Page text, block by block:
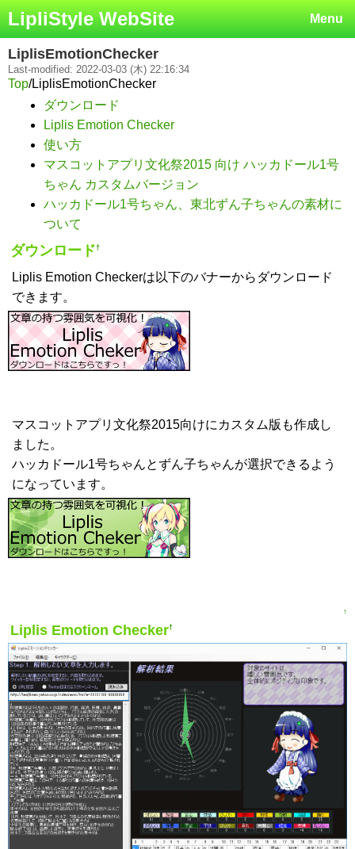
Menu
LipliStyle WebSite
LiplisEmotionChecker
Last-modified: 2022-03-03 (木) 22:16:34
Top/LiplisEmotionChecker
ダウンロード
Liplis Emotion Checker
使い方
マスコットアプリ文化祭2015 向け ハッカドール1号
ちゃん カスタムバージョン
ハッカドール1号ちゃん、東北ずん子ちゃんの素材に
ついて
ダウンロード†
Liplis Emotion Checkerは以下のバナーからダウンロード
できます。
マスコットアプリ文化祭2015向けにカスタム版も作成し
ました。
ハッカドール1号ちゃんとずん子ちゃんが選択できるよう
になっています。
↑
Liplis Emotion Checker†